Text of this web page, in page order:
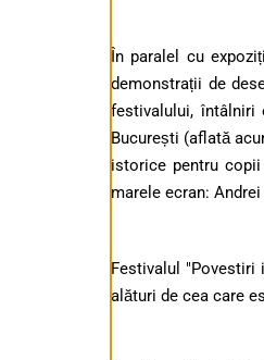
În paralel cu
demonstrații de
festivalului,
București (aflată
istorice pentru
marele ecran:
Festivalul
alături de cea care